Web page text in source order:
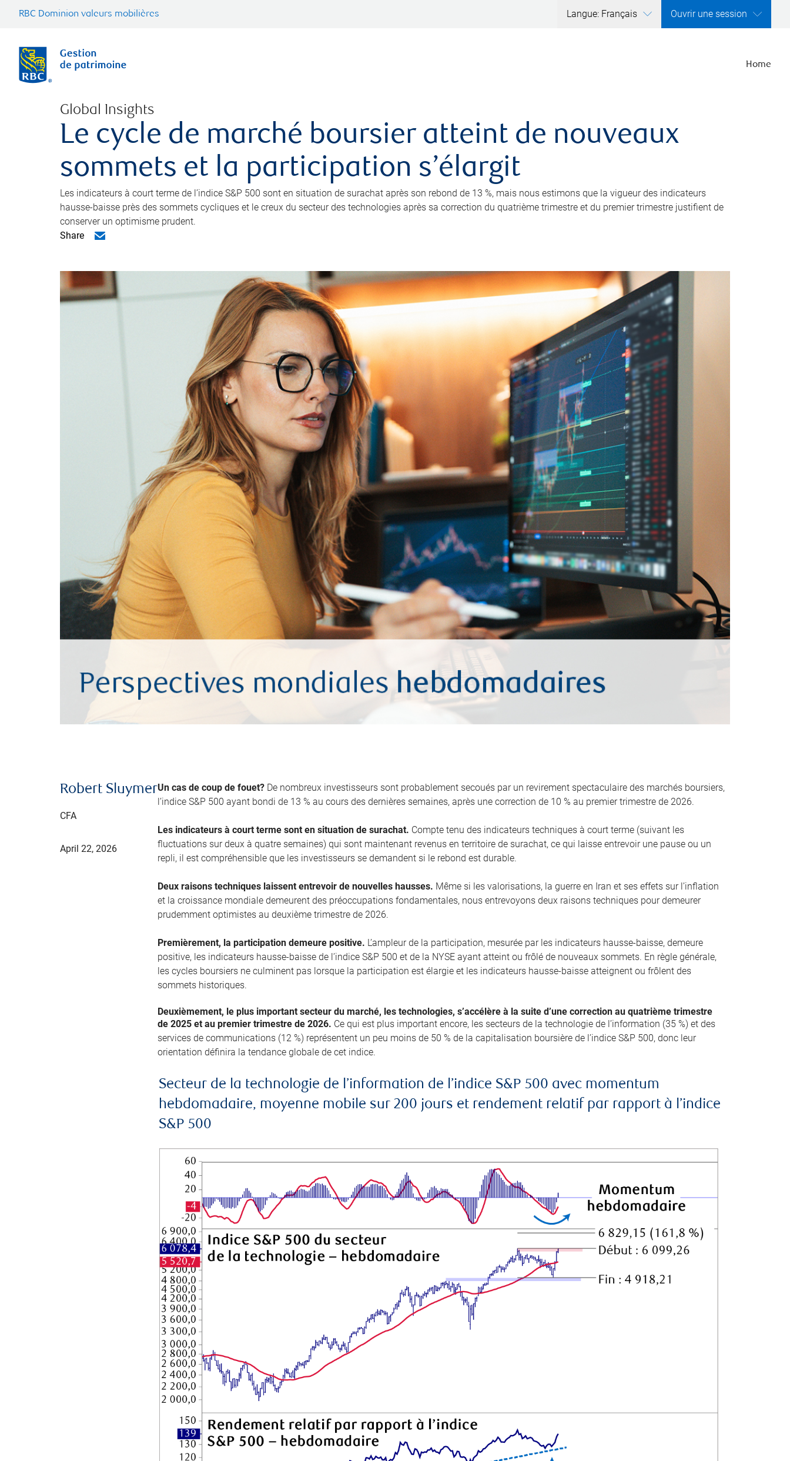
RBC Dominion valeurs mobilières Langue: Français Ouvrir une session
Home
Global Insights
Le cycle de marché boursier atteint de nouveaux
sommets et la participation s’élargit
Les indicateurs à court terme de l’indice S&P 500 sont en situation de surachat après son rebond de 13 %, mais nous estimons que la vigueur des indicateurs
hausse-baisse près des sommets cycliques et le creux du secteur des technologies après sa correction du quatrième trimestre et du premier trimestre justifient de
conserver un optimisme prudent.
Share
Robert Sluymer
CFA
April 22, 2026
Un cas de coup de fouet? De nombreux investisseurs sont probablement secoués par un revirement spectaculaire des marchés boursiers,
l’indice S&P 500 ayant bondi de 13 % au cours des dernières semaines, après une correction de 10 % au premier trimestre de 2026.
Les indicateurs à court terme sont en situation de surachat. Compte tenu des indicateurs techniques à court terme (suivant les
fluctuations sur deux à quatre semaines) qui sont maintenant revenus en territoire de surachat, ce qui laisse entrevoir une pause ou un
repli, il est compréhensible que les investisseurs se demandent si le rebond est durable.
Deux raisons techniques laissent entrevoir de nouvelles hausses. Même si les valorisations, la guerre en Iran et ses effets sur l’inflation
et la croissance mondiale demeurent des préoccupations fondamentales, nous entrevoyons deux raisons techniques pour demeurer
prudemment optimistes au deuxième trimestre de 2026.
Premièrement, la participation demeure positive. L’ampleur de la participation, mesurée par les indicateurs hausse-baisse, demeure
positive, les indicateurs hausse-baisse de l’indice S&P 500 et de la NYSE ayant atteint ou frôlé de nouveaux sommets. En règle générale,
les cycles boursiers ne culminent pas lorsque la participation est élargie et les indicateurs hausse-baisse atteignent ou frôlent des
sommets historiques.
Deuxièmement, le plus important secteur du marché, les technologies, s’accélère à la suite d’une correction au quatrième trimestre
de 2025 et au premier trimestre de 2026. Ce qui est plus important encore, les secteurs de la technologie de l’information (35 %) et des
services de communications (12 %) représentent un peu moins de 50 % de la capitalisation boursière de l’indice S&P 500, donc leur
orientation définira la tendance globale de cet indice.
Secteur de la technologie de l’information de l’indice S&P 500 avec momentum
hebdomadaire, moyenne mobile sur 200 jours et rendement relatif par rapport à l’indice
S&P 500